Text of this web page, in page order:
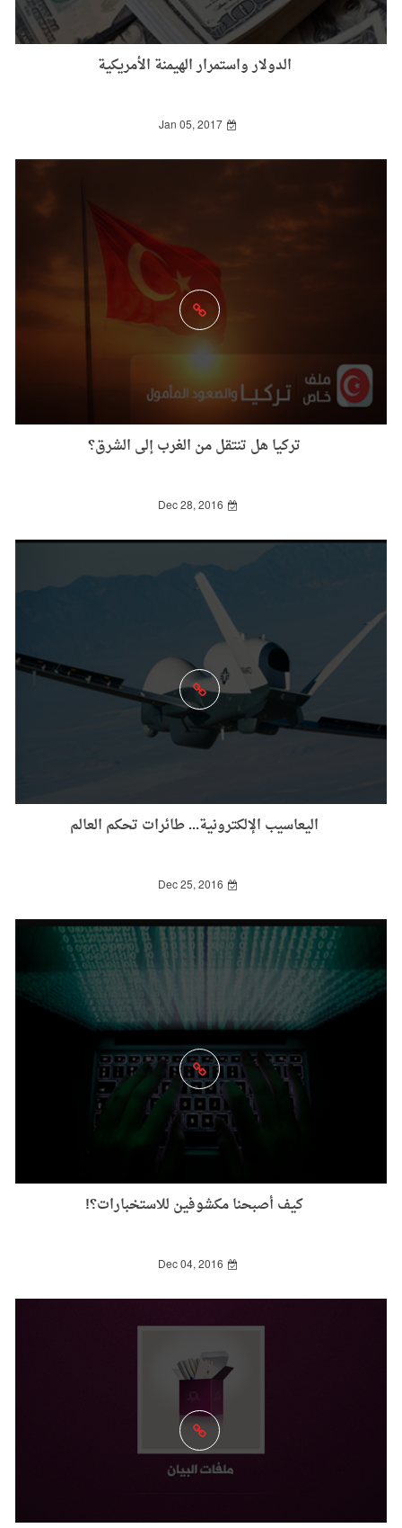
الدولار واستمرار الهيمنة الأمريكية
Jan 05, 2017
تركيا هل تنتقل من الغرب إلى الشرق؟
Dec 28, 2016
اليعاسيب الإلكترونية... طائرات تحكم العالم
Dec 25, 2016
كيف أصبحنا مكشوفين للاستخبارات؟!
Dec 04, 2016